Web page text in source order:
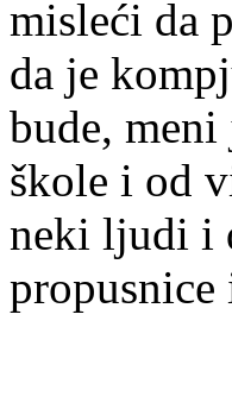
misleći da
da je
bude,
škole i od
neki ljudi i